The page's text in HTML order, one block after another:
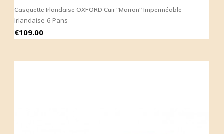
Casquette Irlandaise OXFORD Cuir "Marron" Imperméable
Irlandaise-6-Pans
Price
€109.00